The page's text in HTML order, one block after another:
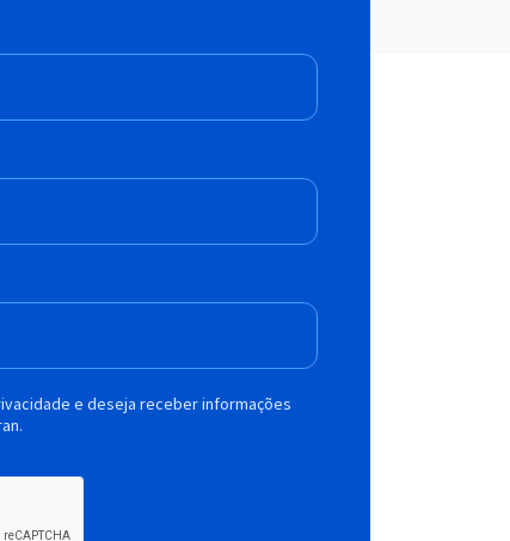
e deseja receber informações